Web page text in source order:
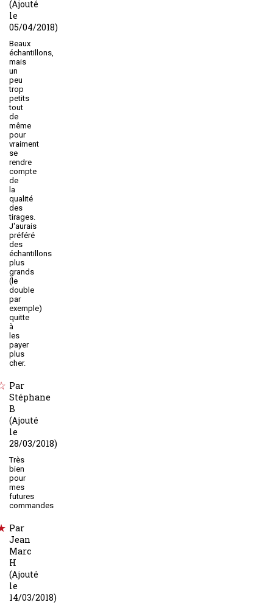
(Ajouté
le
05/04/2018)
Beaux
échantillons,
mais
un
peu
trop
petits
tout
de
même
pour
vraiment
se
rendre
compte
de
la
qualité
des
tirages.
J'aurais
préféré
des
échantillons
plus
grands
(le
double
par
exemple)
quitte
à
les
payer
plus
cher.
Par
Stéphane
B
(Ajouté
le
28/03/2018)
Très
bien
pour
mes
futures
commandes
Par
Jean
Marc
H
(Ajouté
le
14/03/2018)